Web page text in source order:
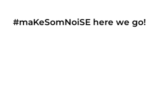
#maKeSomNoiSE here we go!